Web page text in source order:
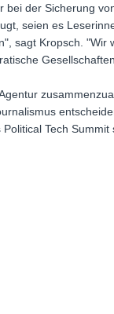
bei der Sicherung
seien es
sagt Kropsch.
Tech